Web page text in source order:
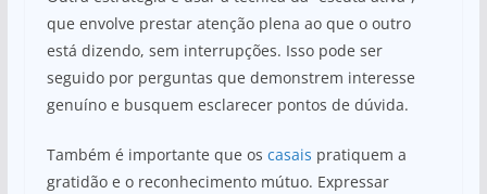
que envolve prestar atenção plena ao que o outro
está dizendo, sem interrupções. Isso pode ser
seguido por perguntas que demonstrem interesse
genuíno e busquem esclarecer pontos de dúvida.
Também é importante que os casais pratiquem a
gratidão e o reconhecimento mútuo. Expressar